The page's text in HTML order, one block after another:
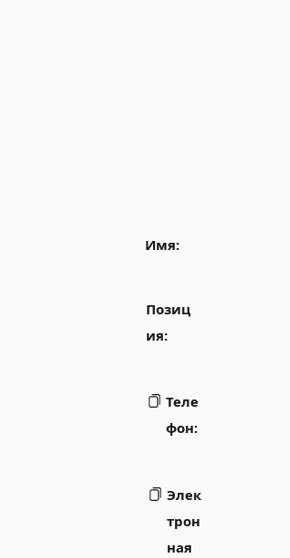
Имя:
Позиц
ия:
Теле
фон:
Элек
трон
ная